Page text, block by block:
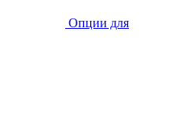
Опции для